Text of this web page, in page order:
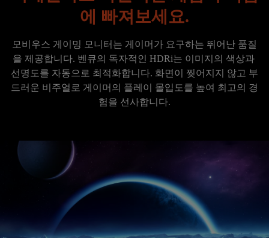
에 빠져보세요.
모비우스 게이밍 모니터는 게이머가 요구하는 뛰어난 품질
을 제공합니다. 벤큐의 독자적인 HDRi는 이미지의 색상과
선명도를 자동으로 최적화합니다. 화면이 찢어지지 않고 부
드러운 비주얼로 게이머의 플레이 몰입도를 높여 최고의 경